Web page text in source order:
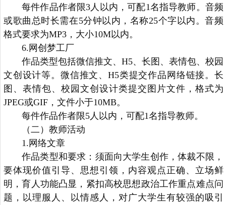
每件作品作者限3人以内，可配1名指导教师。音频
或歌曲总时长需在5分钟以内，名称25个字以内。音频
格式要求为MP3，大小10M以内。
6.网创梦工厂
作品类型包括微信推文、H5、长图、表情包、校园
文创设计等。微信推文、H5类提交作品网络链接。长
图、表情包、校园文创设计类提交图片文件，格式为
JPEG或GIF，文件小于10MB。
每件作品作者限5人以内，可配1名指导教师。
（二）教师活动
1.网络文章
作品类型和要求：须面向大学生创作，体裁不限，
要体现价值引导、思想引领，内容观点正确、立场鲜
明，育人功能凸显，紧扣高校思想政治工作重点难点问
题，以理服人、以情感人，对广大学生有较强的吸引